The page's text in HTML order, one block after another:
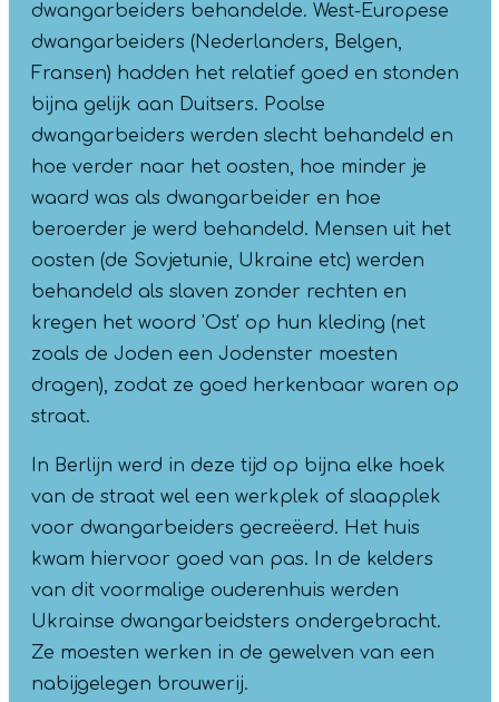
dwangarbeiders behandelde. West-Europese
dwangarbeiders (Nederlanders, Belgen,
Fransen) hadden het relatief goed en stonden
bijna gelijk aan Duitsers. Poolse
dwangarbeiders werden slecht behandeld en
hoe verder naar het oosten, hoe minder je
waard was als dwangarbeider en hoe
beroerder je werd behandeld. Mensen uit het
oosten (de Sovjetunie, Ukraine etc) werden
behandeld als slaven zonder rechten en
kregen het woord 'Ost' op hun kleding (net
zoals de Joden een Jodenster moesten
dragen), zodat ze goed herkenbaar waren op
straat.
In Berlijn werd in deze tijd op bijna elke hoek
van de straat wel een werkplek of slaapplek
voor dwangarbeiders gecreëerd. Het huis
kwam hiervoor goed van pas. In de kelders
van dit voormalige ouderenhuis werden
Ukrainse dwangarbeidsters ondergebracht.
Ze moesten werken in de gewelven van een
nabijgelegen brouwerij.